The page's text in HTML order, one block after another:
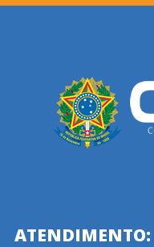
ATENDIMENTO: